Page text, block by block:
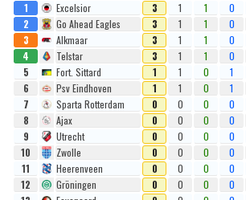
1
Excelsior 3 1 1 0
2
Go Ahead Eagles 3 1 1 0
3
Alkmaar 3 1 1 0
4
Telstar 3 1 1 0
5
Fort. Sittard 1 1 0 1
6
Psv Eindhoven 1 1 0 1
7
Sparta Rotterdam 0 0 0 0
8
Ajax 0 0 0 0
9
Utrecht 0 0 0 0
10
Zwolle 0 0 0 0
11
Heerenveen 0 0 0 0
12
Gröningen 0 0 0 0